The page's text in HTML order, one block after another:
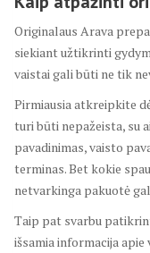
Originalaus Arava
siekiant užtikrinti
vaistai gali būti ne tik
Pirmiausia atkreipkite
turi būti nepažeista, su
pavadinimas, vaisto
terminas. Bet kokie
netvarkinga pakuotė
Taip pat svarbu
išsamia informacija